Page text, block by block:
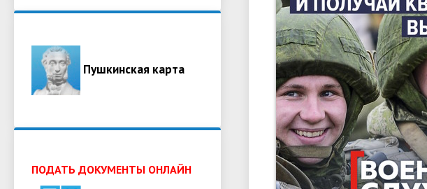
Пушкинская карта
ПОДАТЬ ДОКУМЕНТЫ ОНЛАЙН